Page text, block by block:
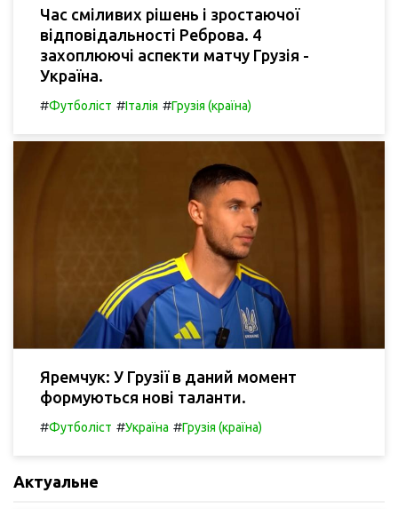
Час сміливих рішень і зростаючої
відповідальності Реброва. 4
захоплюючі аспекти матчу Грузія -
Україна.
#Футболіст #Італія #Грузія (країна)
Яремчук: У Грузії в даний момент
формуються нові таланти.
#Футболіст #Україна #Грузія (країна)
Актуальне